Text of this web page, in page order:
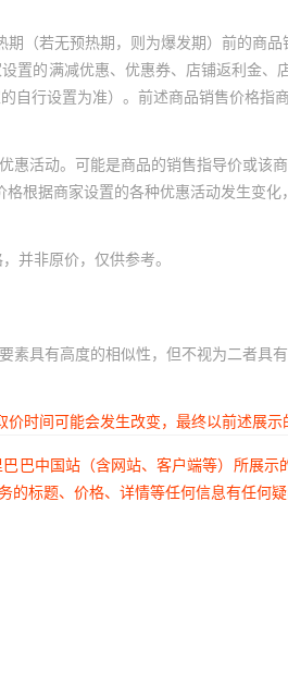
期（若无预热期，则为爆发期）前的
置的满减优惠、优惠券、店铺返利金
行设置为准）。前述商品销售价格指
活动。可能是商品的销售指导价或该
根据商家设置的各种优惠活动发生变化
并非原价，仅供参考。
具有高度的相似性，但不视为二者具
时间可能会发生改变，最终以前述展示
巴中国站（含网站、客户端等）所展
标题、价格、详情等任何信息有任